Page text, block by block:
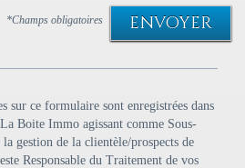
ENVOYER
*Champs obligatoires
sur ce formulaire sont enregistrées dans
Boite Immo agissant comme Sous-
gestion de la clientèle/prospects de
Responsable du Traitement de vos